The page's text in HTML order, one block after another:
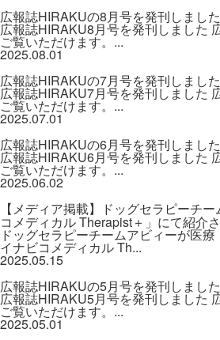
広報誌HIRAKUの8月号を発刊しました
広報誌HIRAKU8月号を発刊しました
ご覧いただけます。...
2025.08.01
広報誌HIRAKUの7月号を発刊しました
広報誌HIRAKU7月号を発刊しました
ご覧いただけます。...
2025.07.01
広報誌HIRAKUの6月号を発刊しました
広報誌HIRAKU6月号を発刊しました
ご覧いただけます。...
2025.06.02
【メディア掲載】ドッグセラピーチ
コメディカル Therapist＋」にて紹介
ドッグセラピーチームアビィーが医
イナビコメディカル Th...
2025.05.15
広報誌HIRAKUの5月号を発刊しました
広報誌HIRAKU5月号を発刊しました
ご覧いただけます。...
2025.05.01